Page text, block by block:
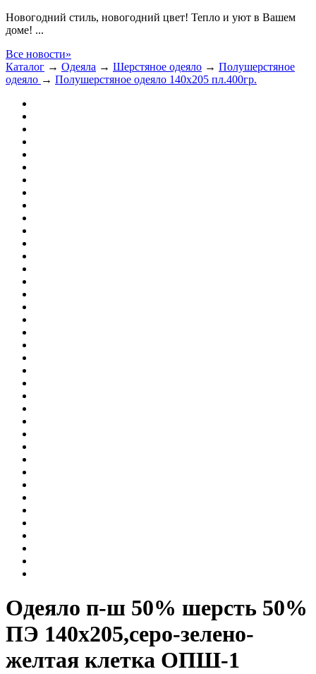
Новогодний стиль, новогодний цвет! Тепло и уют в Вашем
доме! ...
Все новости»
Каталог → Одеяла → Шерстяное одеяло → Полушерстяное
одеяло → Полушерстяное одеяло 140х205 пл.400гр.
Одеяло п-ш 50% шерсть 50%
ПЭ 140х205,серо-зелено-
желтая клетка ОПШ-1